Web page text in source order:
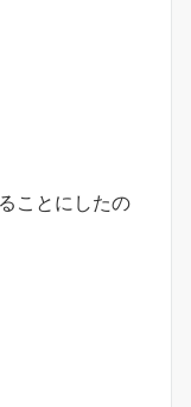
ことにしたの